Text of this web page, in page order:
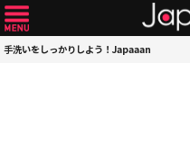
手洗いをしっかりしよう！Japaaan